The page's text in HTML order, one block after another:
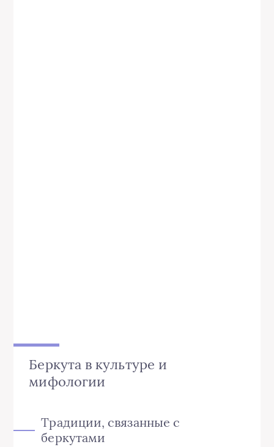
Беркута в культуре и
мифологии
Традиции, связанные с
беркутами